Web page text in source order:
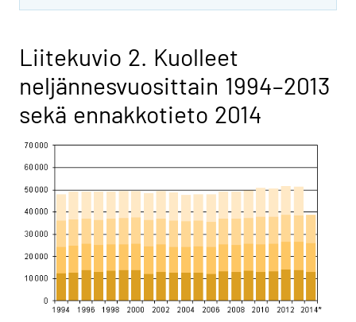
Liitekuvio 2. Kuolleet
neljännesvuosittain 1994–2013
sekä ennakkotieto 2014